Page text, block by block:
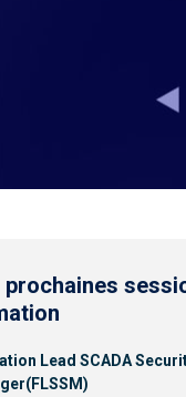
prochaines
Lead SCADA